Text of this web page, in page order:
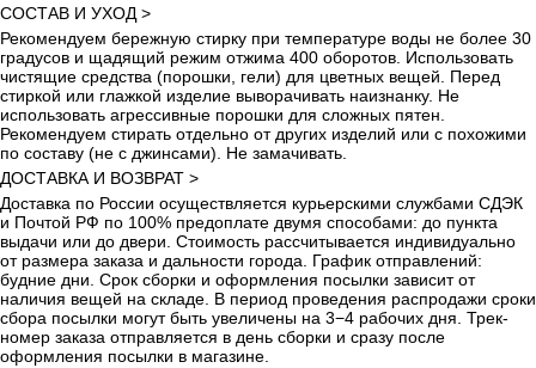
СОСТАВ И УХОД >
Рекомендуем бережную стирку при температуре воды не более 30
градусов и щадящий режим отжима 400 оборотов. Использовать
чистящие средства (порошки, гели) для цветных вещей. Перед
стиркой или глажкой изделие выворачивать наизнанку. Не
использовать агрессивные порошки для сложных пятен.
Рекомендуем стирать отдельно от других изделий или с похожими
по составу (не с джинсами). Не замачивать.
ДОСТАВКА И ВОЗВРАТ >
Доставка по России осуществляется курьерскими службами СДЭК
и Почтой РФ по 100% предоплате двумя способами: до пункта
выдачи или до двери. Стоимость рассчитывается индивидуально
от размера заказа и дальности города. График отправлений:
будние дни. Срок сборки и оформления посылки зависит от
наличия вещей на складе. В период проведения распродажи сроки
сбора посылки могут быть увеличены на 3−4 рабочих дня. Трек-
номер заказа отправляется в день сборки и сразу после
оформления посылки в магазине.